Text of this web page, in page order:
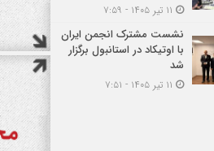
نشست مشترک انجمن ایران
با اوتیکاد در استانبول برگزار
شد